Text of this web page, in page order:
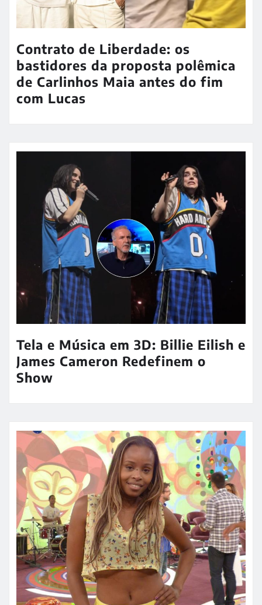
Contrato de Liberdade: os
bastidores da proposta polêmica
de Carlinhos Maia antes do fim
com Lucas
Tela e Música em 3D: Billie Eilish e
James Cameron Redefinem o
Show